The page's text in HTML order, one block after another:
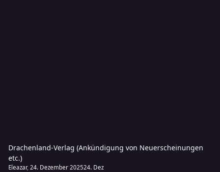
Drachenland-Verlag (Ankündigung von Neuerscheinungen
etc.)
Eleazar, 24. Dezember 202524. Dez